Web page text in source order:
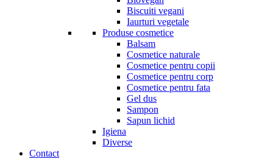
Biscuiti vegani
Iaurturi vegetale
Produse cosmetice
Balsam
Cosmetice naturale
Cosmetice pentru copii
Cosmetice pentru corp
Cosmetice pentru fata
Gel dus
Sampon
Sapun lichid
Igiena
Diverse
Contact